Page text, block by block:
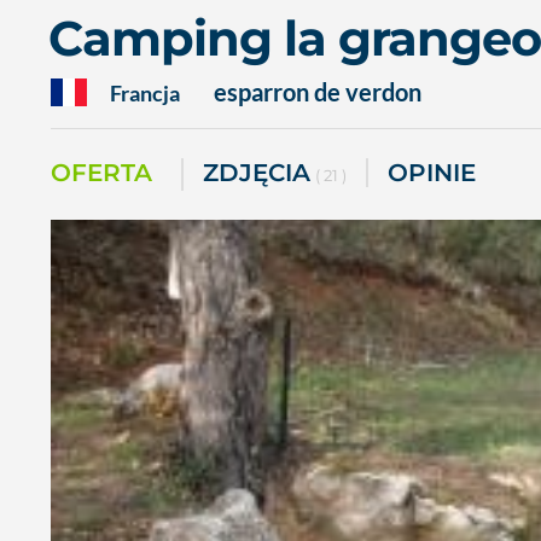
Camping la
Francja esparron de verdon
OFERTA ZDJĘCIA ( 21 ) OPINIE